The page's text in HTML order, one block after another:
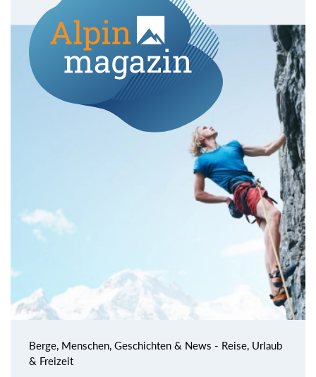
Berge, Menschen, Geschichten & News - Reise, Urlaub
& Freizeit